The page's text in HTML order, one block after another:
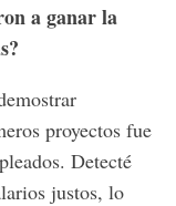
a ganar la
proyectos fue
Detecté
justos, lo